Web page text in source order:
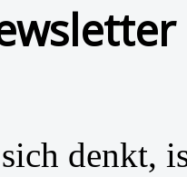
denkt,